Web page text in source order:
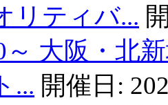
リティバ...
～ 大阪・
... 開催日: